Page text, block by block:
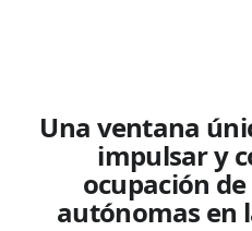
Una ventana
impulsar y
ocupación
autónomas en